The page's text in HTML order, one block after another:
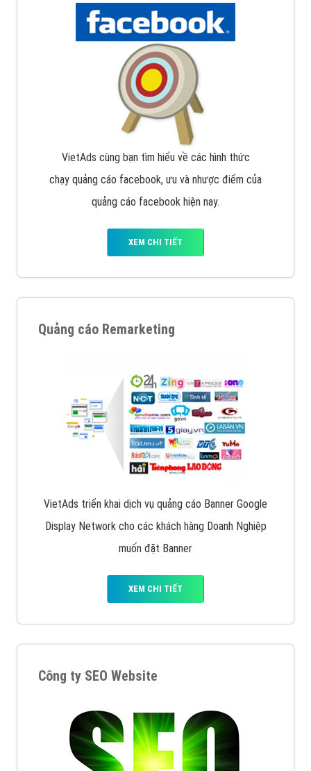
VietAds cùng bạn tìm hiểu về các hình thức
chạy quảng cáo facebook, ưu và nhược điểm của
quảng cáo facebook hiện nay.
XEM CHI TIẾT
Quảng cáo Remarketing
VietAds triển khai dịch vụ quảng cáo Banner Google
Display Network cho các khách hàng Doanh Nghiệp
muốn đặt Banner
XEM CHI TIẾT
Công ty SEO Website